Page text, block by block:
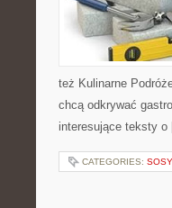
też Kulinarne
chcą odkrywać
interesujące teksty
CATEGORIES: